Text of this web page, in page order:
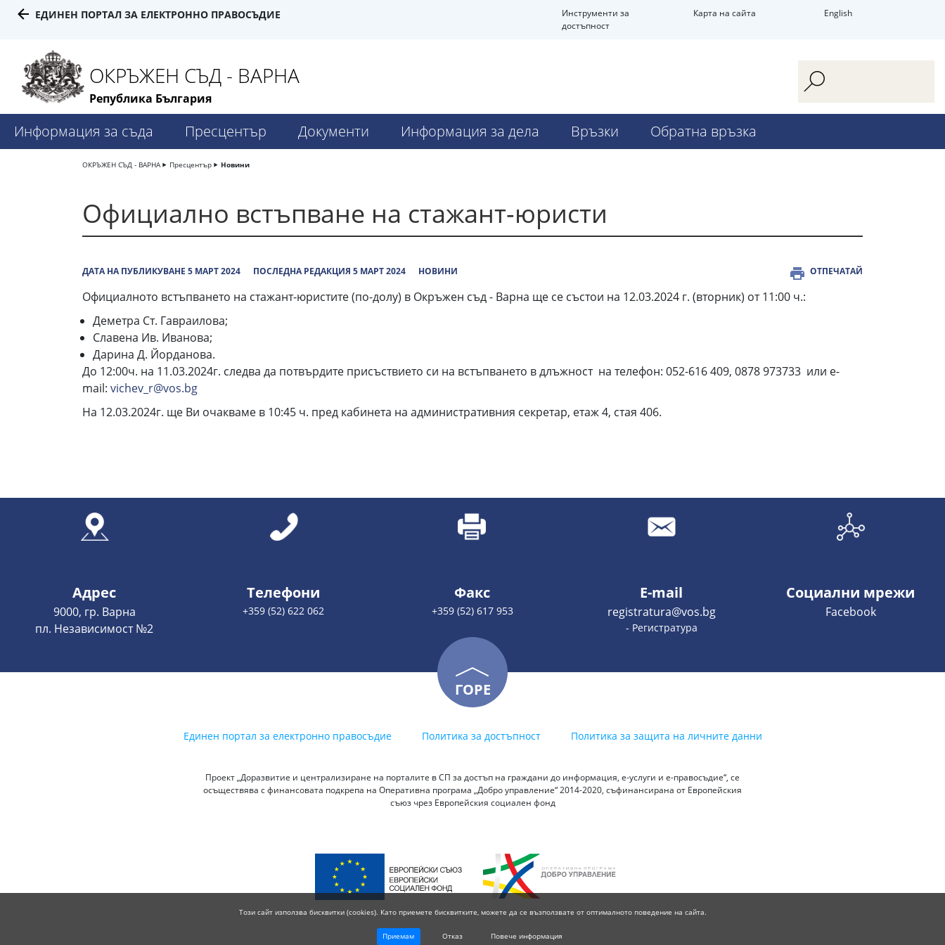
ЕДИНЕН ПОРТАЛ ЗА ЕЛЕКТРОННО ПРАВОСЪДИЕ
Инструменти за
достъпност
Карта на сайта English
ОКРЪЖЕН СЪД - ВАРНА
Република България
Информация за съда Пресцентър Документи Информация за дела Връзки Обратна връзка
ОКРЪЖЕН СЪД - ВАРНА Пресцентър Новини
Официално встъпване на стажант-юристи
ДАТА НА ПУБЛИКУВАНЕ 5 МАРТ 2024 ПОСЛЕДНА РЕДАКЦИЯ 5 МАРТ 2024 НОВИНИ ОТПЕЧАТАЙ
Официалното встъпването на стажант-юристите (по-долу) в Окръжен съд - Варна ще се състои на 12.03.2024 г. (вторник) от 11:00 ч.:
Деметра Ст. Гавраилова;
Славена Ив. Иванова;
Дарина Д. Йорданова.
До 12:00ч. на 11.03.2024г. следва да потвърдите присъствието си на встъпването в длъжност на телефон: 052-616 409, 0878 973733 или e-
mail: vichev_r@vos.bg
На 12.03.2024г. ще Ви очакваме в 10:45 ч. пред кабинета на административния секретар, етаж 4, стая 406.
Адрес
9000, гр. Варна
пл. Независимост №2
Телефони
+359 (52) 622 062
Факс
+359 (52) 617 953
E-mail
registratura@vos.bg
- Регистратура
Социални мрежи
Facebook
ГОРЕ
Единен портал за електронно правосъдие Политика за достъпност Политика за защита на личните данни
Проект „Доразвитие и централизиране на порталите в СП за достъп на граждани до информация, е-услуги и е-правосъдие“, се
осъществява с финансовата подкрепа на Оперативна програма „Добро управление“ 2014-2020, съфинансирана от Европейския
съюз чрез Европейския социален фонд
Този сайт използва бисквитки (cookies). Като приемете бисквитките, можете да се възползвате от оптималното поведение на сайта.
Приемам Отказ Повече информация